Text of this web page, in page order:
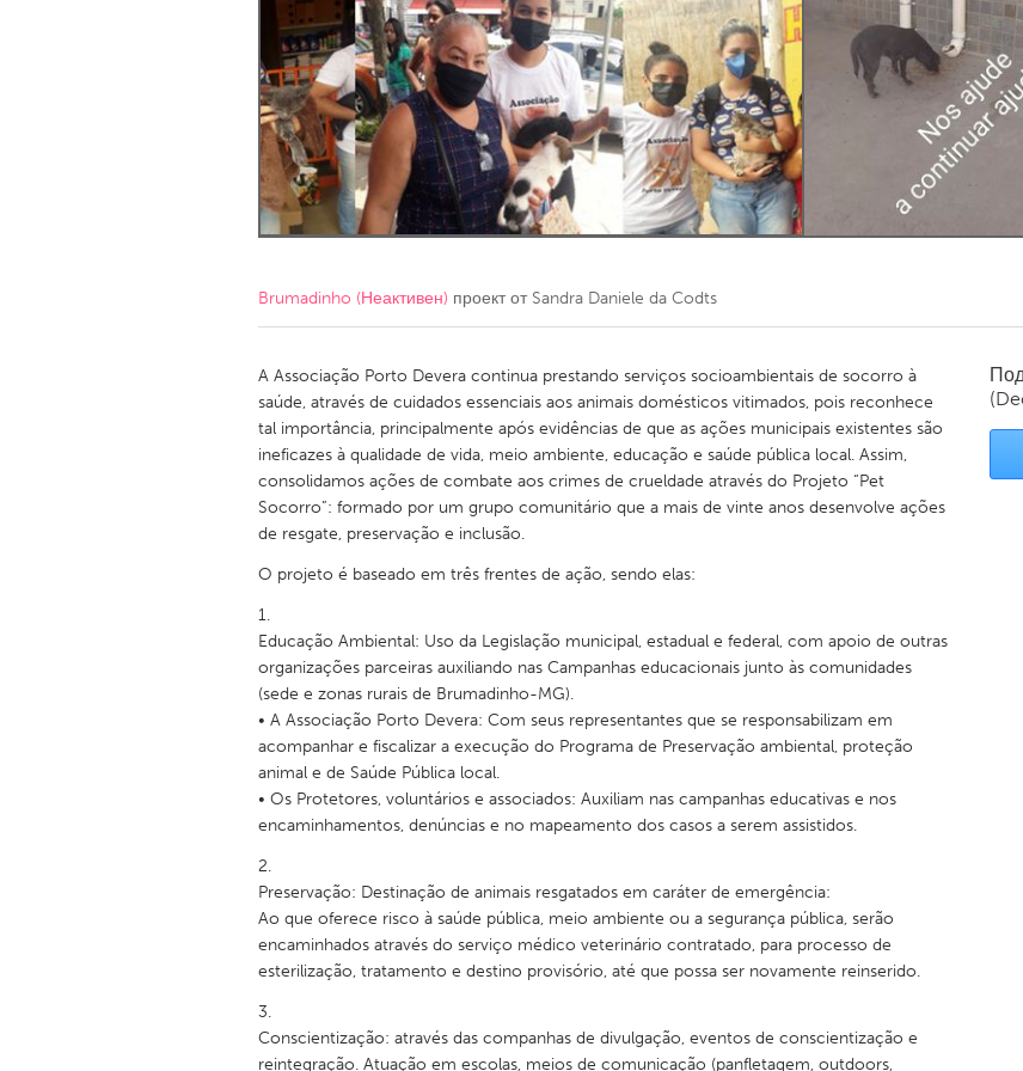
Amherstburg
Kingston Kitchener-Waterloo New Glasgow
Ottawa
South Shore Toronto
MALAYSIA
Kuala Lumpur
NETHERLANDS
QATAR
Qatar
SINGAPORE
Singapore
UNITED KINGDOM
Glasgow
UNITED STATES
Ann Arbor, MI
Austin, TX
Cass Clay
Chicago, IL Cleveland, OH
Gainesville, FL
Georgetown, MA
Miami, FL
Philadelphia, PA
Pittsburgh, PA Portland, OR
Rockport, MA
San Antonio, TX San Francisco, CA
Seattle, WA
South Bend, IN St. Paul, MN State College,
Westminster, MD
Brumadinho (Неактивен) проект от Sandra Daniele da Codts
A Associação Porto Devera continua prestando serviços socioambientais de socorro à
saúde, através de cuidados essenciais aos animais domésticos vitimados, pois reconhece
tal importância, principalmente após evidências de que as ações municipais existentes são
ineficazes à qualidade de vida, meio ambiente, educação e saúde pública local. Assim,
consolidamos ações de combate aos crimes de crueldade através do Projeto “Pet
Socorro”: formado por um grupo comunitário que a mais de vinte anos desenvolve ações
de resgate, preservação e inclusão.
O projeto é baseado em três frentes de ação, sendo elas:
Educação Ambiental: Uso da Legislação municipal, estadual e federal, com apoio de outras
organizações parceiras auxiliando nas Campanhas educacionais junto às comunidades
(sede e zonas rurais de Brumadinho-MG).
• A Associação Porto Devera: Com seus representantes que se responsabilizam em
acompanhar e fiscalizar a execução do Programa de Preservação ambiental, proteção
animal e de Saúde Pública local.
• Os Protetores, voluntários e associados: Auxiliam nas campanhas educativas e nos
encaminhamentos, denúncias e no mapeamento dos casos a serem assistidos.
Preservação: Destinação de animais resgatados em caráter de emergência:
Ao que oferece risco à saúde pública, meio ambiente ou a segurança pública, serão
encaminhados através do serviço médico veterinário contratado, para processo de
esterilização, tratamento e destino provisório, até que possa ser novamente reinserido.
Conscientização: através das companhas de divulgação, eventos de conscientização e
reintegração. Atuação em escolas, meios de comunicação (panfletagem, outdoors,